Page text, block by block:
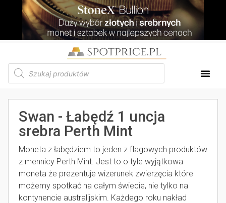
Swan - Łabędź 1 uncja
srebra Perth Mint
Moneta z łabędziem to jeden z flagowych produktów
z mennicy Perth Mint. Jest to o tyle wyjątkowa
moneta że prezentuje wizerunek zwierzęcia które
możemy spotkać na całym świecie, nie tylko na
kontynencie australijskim. Każdego roku nakład